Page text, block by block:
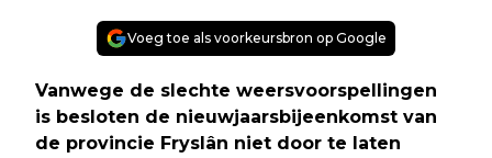
Voeg toe als voorkeursbron op Google
Vanwege de slechte weersvoorspellingen
is besloten de nieuwjaarsbijeenkomst van
de provincie Fryslân niet door te laten